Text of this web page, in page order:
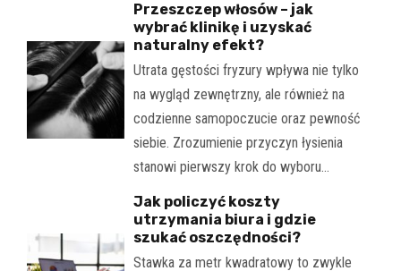
Przeszczep włosów – jak
wybrać klinikę i uzyskać
naturalny efekt?
Utrata gęstości fryzury wpływa nie tylko
na wygląd zewnętrzny, ale również na
codzienne samopoczucie oraz pewność
siebie. Zrozumienie przyczyn łysienia
stanowi pierwszy krok do wyboru…
Jak policzyć koszty
utrzymania biura i gdzie
szukać oszczędności?
Stawka za metr kwadratowy to zwykle